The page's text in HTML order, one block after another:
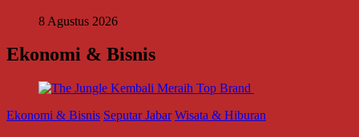
8 Agustus 2026
Ekonomi & Bisnis
Ekonomi & Bisnis Seputar Jabar Wisata & Hiburan